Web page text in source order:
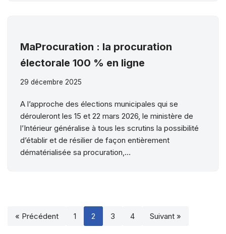
MaProcuration : la procuration
électorale 100 % en ligne
29 décembre 2025
A l’approche des élections municipales qui se
dérouleront les 15 et 22 mars 2026, le ministère de
l’Intérieur généralise à tous les scrutins la possibilité
d’établir et de résilier de façon entièrement
dématérialisée sa procuration,…
« Précédent 1 2 3 4 Suivant »